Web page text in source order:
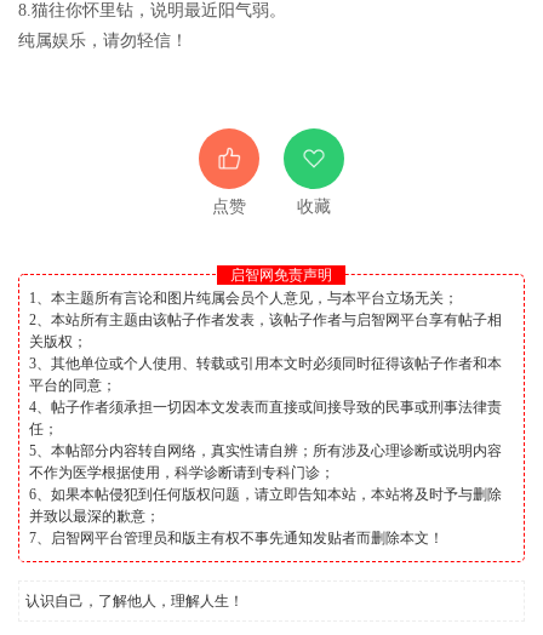
8.猫往你怀里钻，说明最近阳气弱。
纯属娱乐，请勿轻信！
点赞 收藏
启智网免责声明
1、本主题所有言论和图片纯属会员个人意见，与本平台立场无关；
2、本站所有主题由该帖子作者发表，该帖子作者与启智网平台享有帖子相
关版权；
3、其他单位或个人使用、转载或引用本文时必须同时征得该帖子作者和本
平台的同意；
4、帖子作者须承担一切因本文发表而直接或间接导致的民事或刑事法律责
任；
5、本帖部分内容转自网络，真实性请自辨；所有涉及心理诊断或说明内容
不作为医学根据使用，科学诊断请到专科门诊；
6、如果本帖侵犯到任何版权问题，请立即告知本站，本站将及时予与删除
并致以最深的歉意；
7、启智网平台管理员和版主有权不事先通知发贴者而删除本文！
认识自己，了解他人，理解人生！